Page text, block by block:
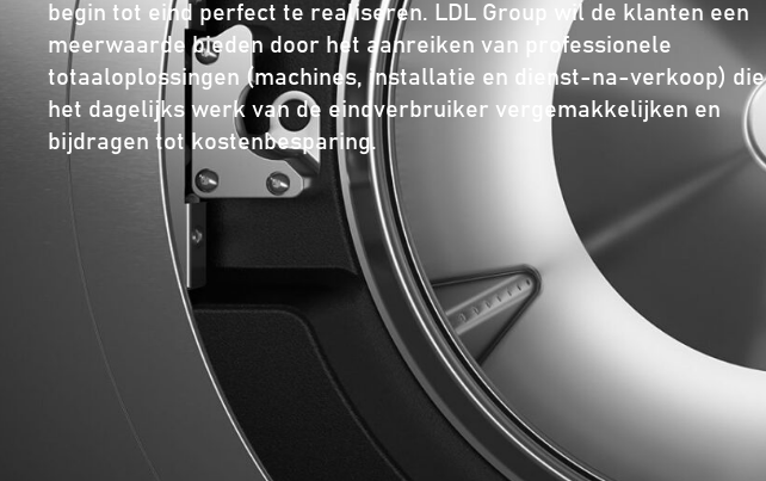
begin tot eind perfect te realiseren. LDL Group wil de klanten een
meerwaarde bieden door het aanreiken van professionele
totaaloplossingen (machines, installatie en dienst-na-verkoop) die
het dagelijks werk van de eindverbruiker vergemakkelijken en
bijdragen tot kostenbesparing.